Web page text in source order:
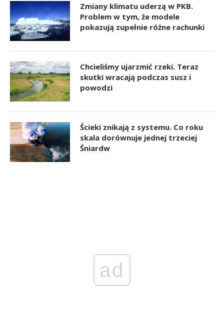
Zmiany klimatu uderzą w PKB.
Problem w tym, że modele
pokazują zupełnie różne rachunki
Chcieliśmy ujarzmić rzeki. Teraz
skutki wracają podczas susz i
powodzi
Ścieki znikają z systemu. Co roku
skala dorównuje jednej trzeciej
Śniardw
ad